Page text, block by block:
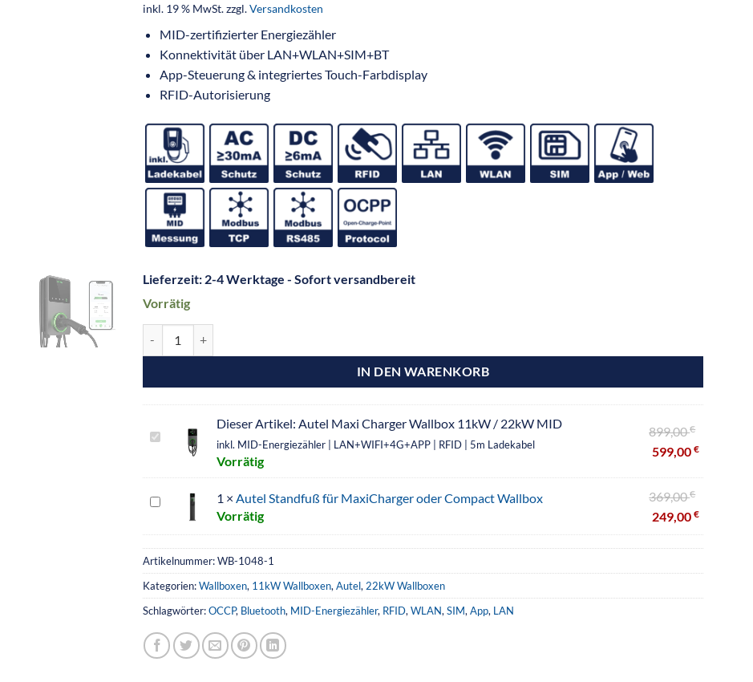
inkl. 19 % MwSt.zzgl.Versandkosten
MID-zertifizierter Energiezähler
Konnektivität über LAN+WLAN+SIM+BT
App-Steuerung & integriertes Touch-Farbdisplay
RFID-Autorisierung
Lieferzeit: 2-4 Werktage - Sofort versandbereit
Vorrätig
IN DEN WARENKORB
Autel
11kW
22kW
MID
<br>
<small>inkl.
MID-
Energiezähler
|
Dieser Artikel: Autel Maxi Charger Wallbox 11kW / 22kW MID
inkl. MID-Energiezähler | LAN+WIFI+4G+APP | RFID | 5m Ladekabel
Vorrätig
899,00€
599,00 €
Autel
Standfuß
für
MaxiCharger
oder
Compact
Wallbox
1 × Autel Standfuß für MaxiCharger oder Compact Wallbox
Vorrätig
369,00€
249,00 €
Artikelnummer:WB-1048-1
Kategorien:Wallboxen, 11kW Wallboxen, Autel, 22kW Wallboxen
Schlagwörter:OCCP, Bluetooth, MID-Energiezähler, RFID, WLAN, SIM, App, LAN